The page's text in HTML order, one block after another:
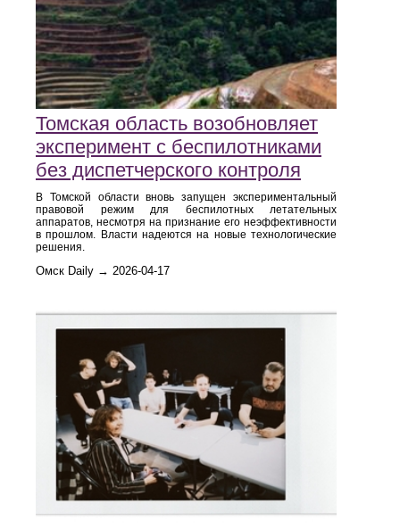
Томская область возобновляет
эксперимент с беспилотниками
без диспетчерского контроля
В Томской области вновь запущен экспериментальный
правовой режим для беспилотных летательных
аппаратов, несмотря на признание его неэффективности
в прошлом. Власти надеются на новые технологические
решения.
Омск Daily → 2026-04-17